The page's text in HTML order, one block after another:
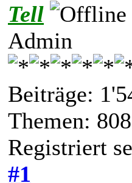
Tell
Admin
Beiträge:
Themen: 808
Registriert
#1